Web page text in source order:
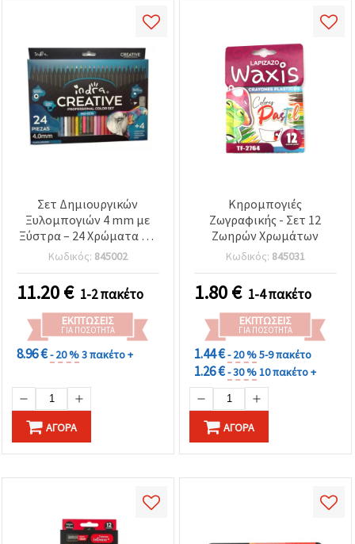
Σετ Δημιουργικών
Ξυλομπογιών 4 mm με
Ξύστρα – 24 Χρώματα + 2
Διπλής Όψης Νέον & 2
Διπλής Όψης Μεταλλικές
– Σύνολο 30 Χρωμάτων
(Ανάμικτο Περιεχόμενο)
Κωδικός: 845002
11.20€ 1-2 πακέτο
ΕΚΠΤΏΣΕΙΣ
ΓΙΑ ΠΟΣΌΤΗΤΑ
8.96 €- 20 %3 πακέτο +
ΑΓΟΡΆ
Κηρομπογιές
Ζωγραφικής - Σετ 12
Ζωηρών Χρωμάτων
Κωδικός: 845031
1.80€ 1-4 πακέτο
ΕΚΠΤΏΣΕΙΣ
ΓΙΑ ΠΟΣΌΤΗΤΑ
1.44 €- 20 %5-9 πακέτο
1.26 €- 30 %10 πακέτο +
ΑΓΟΡΆ